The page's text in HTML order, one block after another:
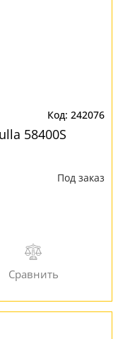
242076
58400S
Под заказ